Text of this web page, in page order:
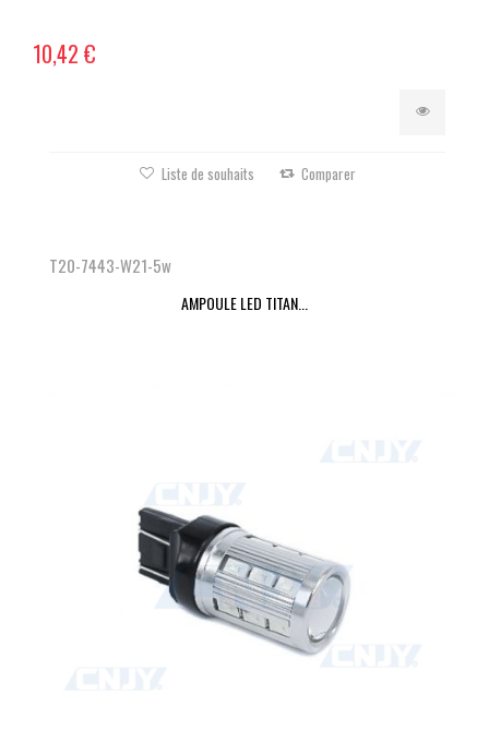
10,42 €
Liste de souhaits Comparer
T20-7443-W21-5w
AMPOULE LED TITAN...